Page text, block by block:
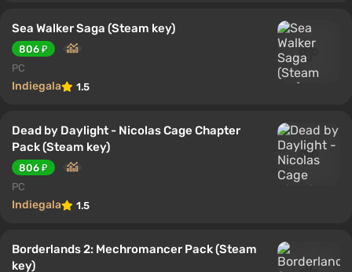
Sea Walker Saga (Steam key)
806 ₽
PC
Indiegala 1.5
Dead by Daylight - Nicolas Cage Chapter
Pack (Steam key)
806 ₽
PC
Indiegala 1.5
Borderlands 2: Mechromancer Pack (Steam
key)